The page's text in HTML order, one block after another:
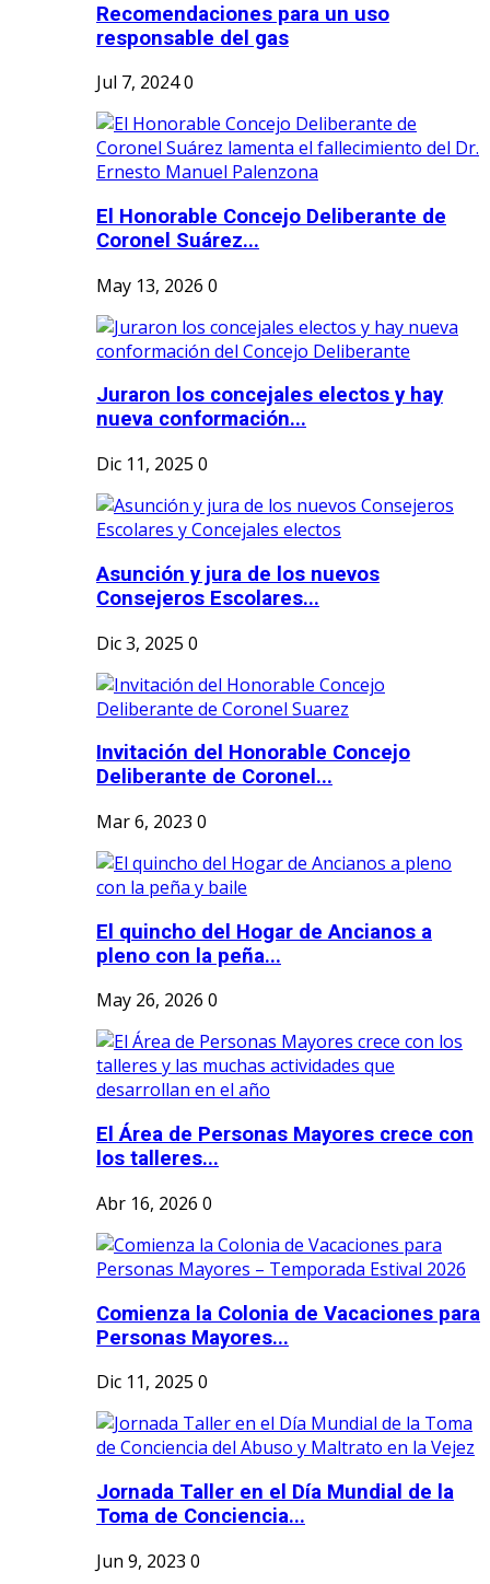
Recomendaciones para un uso
responsable del gas
Jul 7, 20240
El Honorable Concejo Deliberante de
Coronel Suárez...
May 13, 2026 0
Juraron los concejales electos y hay
nueva conformación...
Dic 11, 2025 0
Asunción y jura de los nuevos
Consejeros Escolares...
Dic 3, 2025 0
Invitación del Honorable Concejo
Deliberante de Coronel...
Mar 6, 2023 0
El quincho del Hogar de Ancianos a
pleno con la peña...
May 26, 2026 0
El Área de Personas Mayores crece con
los talleres...
Abr 16, 2026 0
Comienza la Colonia de Vacaciones para
Personas Mayores...
Dic 11, 2025 0
Jornada Taller en el Día Mundial de la
Toma de Conciencia...
Jun 9, 2023 0